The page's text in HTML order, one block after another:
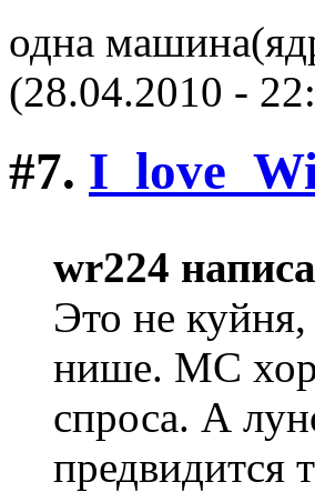
одна
(28.04.2010 -
#7.
wr224
Это не
нише. МС
спроса. А
предвидится